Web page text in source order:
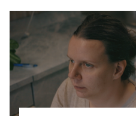
blagoslovom zelenja
maše drugje pa se bo